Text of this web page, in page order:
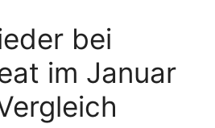
bei
im Januar